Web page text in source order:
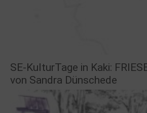
SE-KulturTage in Kaki:
von Sandra Dünschede